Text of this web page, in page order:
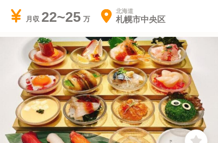
月収 22~25 北海道
札幌市中央区